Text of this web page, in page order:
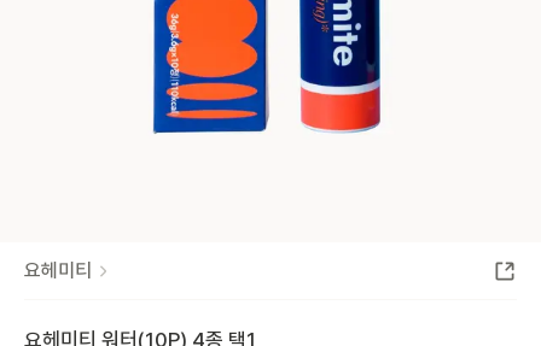
요헤미티
요헤미티 워터(10P) 4종 택1